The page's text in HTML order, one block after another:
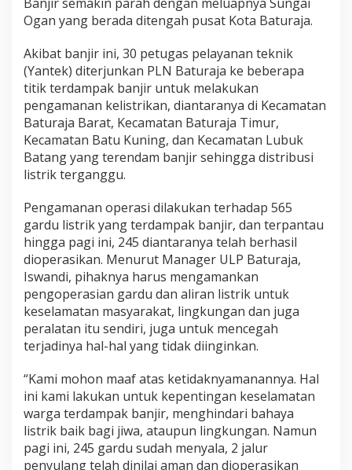
i
r
Ogan yang berada ditengah pusat Kota Baturaja.
Akibat banjir ini, 30 petugas pelayanan teknik
(Yantek) diterjunkan PLN Baturaja ke beberapa
titik terdampak banjir untuk melakukan
pengamanan kelistrikan, diantaranya di Kecamatan
Baturaja Barat, Kecamatan Baturaja Timur,
Kecamatan Batu Kuning, dan Kecamatan Lubuk
Batang yang terendam banjir sehingga distribusi
listrik terganggu.
Pengamanan operasi dilakukan terhadap 565
gardu listrik yang terdampak banjir, dan terpantau
hingga pagi ini, 245 diantaranya telah berhasil
dioperasikan. Menurut Manager ULP Baturaja,
Iswandi, pihaknya harus mengamankan
pengoperasian gardu dan aliran listrik untuk
keselamatan masyarakat, lingkungan dan juga
peralatan itu sendiri, juga untuk mencegah
terjadinya hal-hal yang tidak diinginkan.
“Kami mohon maaf atas ketidaknyamanannya. Hal
ini kami lakukan untuk kepentingan keselamatan
warga terdampak banjir, menghindari bahaya
listrik baik bagi jiwa, ataupun lingkungan. Namun
pagi ini, 245 gardu sudah menyala, 2 jalur
penyulang telah dinilai aman dan dioperasikan